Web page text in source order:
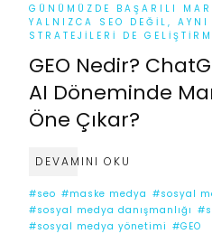
GÜNÜMÜZDE BAŞARILI
YALNIZCA SEO DEĞIL, AYNI
STRATEJILERI DE
GEO Nedir?
AI Döneminde
Öne Çıkar?
DEVAMINI OKU
#seo #maske medya #sosyal
#sosyal medya danışmanlığı
#sosyal medya yönetimi #GEO